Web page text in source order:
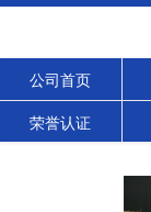
公司首页
荣誉认证